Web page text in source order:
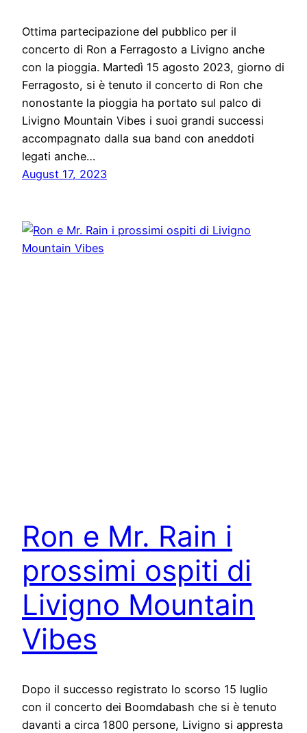
Ottima partecipazione del pubblico per il
concerto di Ron a Ferragosto a Livigno anche
con la pioggia. Martedì 15 agosto 2023, giorno di
Ferragosto, si è tenuto il concerto di Ron che
nonostante la pioggia ha portato sul palco di
Livigno Mountain Vibes i suoi grandi successi
accompagnato dalla sua band con aneddoti
legati anche…
August 17, 2023
Ron e Mr. Rain i
prossimi ospiti di
Livigno Mountain
Vibes
Dopo il successo registrato lo scorso 15 luglio
con il concerto dei Boomdabash che si è tenuto
davanti a circa 1800 persone, Livigno si appresta